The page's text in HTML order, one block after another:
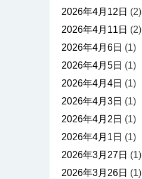
2026年4月12日 (2)
2026年4月11日 (2)
2026年4月6日 (1)
2026年4月5日 (1)
2026年4月4日 (1)
2026年4月3日 (1)
2026年4月2日 (1)
2026年4月1日 (1)
2026年3月27日 (1)
2026年3月26日 (1)